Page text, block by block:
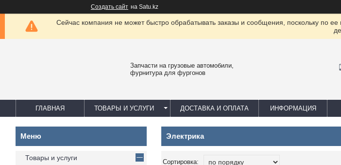
Создать сайт на Satu.kz
Сейчас компания не может быстро обрабатывать заказы и сообщения, поскольку по
Запчасти на грузовые автомобили,
фурнитура для фургонов
ГЛАВНАЯ ТОВАРЫ И УСЛУГИ ДОСТАВКА И ОПЛАТА ИНФОРМАЦИЯ
Электрика
Товары и услуги